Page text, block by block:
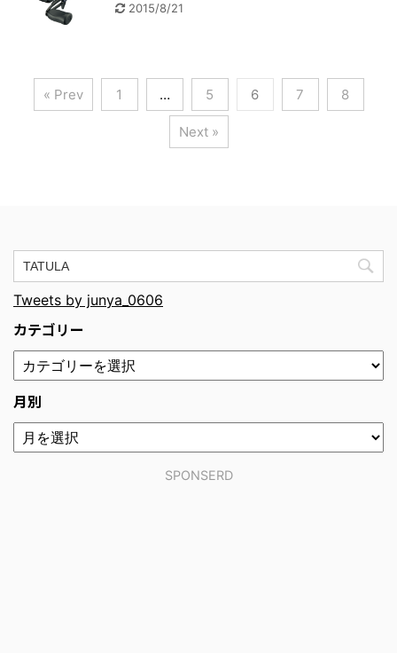
2015/8/21
« Prev 1 … 5 6 7 8
Next »
Tweets by junya_0606
カテゴリー
月別
SPONSERD